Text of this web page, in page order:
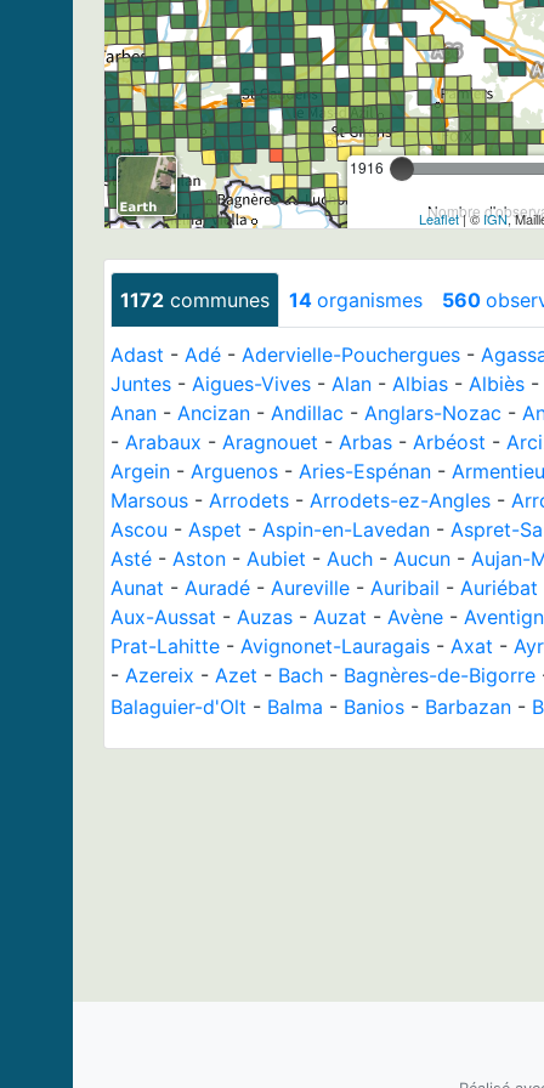
1916
Nombre
Leaflet| © IGN,
1172 communes 14 organismes 560
Adast - Adé - Adervielle-Pouchergues -
Juntes - Aigues-Vives - Alan - Albias - Albiès -
Anan - Ancizan - Andillac - Anglars-Nozac -
- Arabaux - Aragnouet - Arbas - Arbéost -
Argein - Arguenos - Aries-Espénan -
Marsous - Arrodets - Arrodets-ez-Angles -
Ascou - Aspet - Aspin-en-Lavedan - Aspret-
Asté - Aston - Aubiet - Auch - Aucun - Aujan-
Aunat - Auradé - Aureville - Auribail - Auriébat
Aux-Aussat - Auzas - Auzat - Avène -
Prat-Lahitte - Avignonet-Lauragais - Axat -
- Azereix - Azet - Bach - Bagnères-de-Bigorre
Balaguier-d'Olt - Balma - Banios - Barbazan -